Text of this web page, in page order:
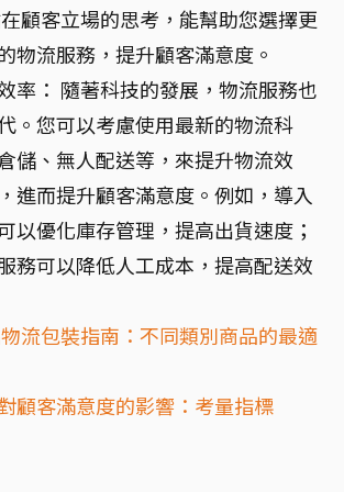
顧客立場的思考，能幫助您選擇更
物流服務，提升顧客滿意度。
率： 隨著科技的發展，物流服務也
。您可以考慮使用最新的物流科
儲、無人配送等，來提升物流效
進而提升顧客滿意度。例如，導入
以優化庫存管理，提高出貨速度；
務可以降低人工成本，提高配送效
流包裝指南：不同類別商品的最適
顧客滿意度的影響：考量指標